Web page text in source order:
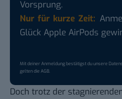
Vorsprung.
Nur für kurze Zeit:
Glück Apple AirPods
Mit deiner Anmeldung bestätigst du unsere
gelten dieAGB.
Doch trotz der